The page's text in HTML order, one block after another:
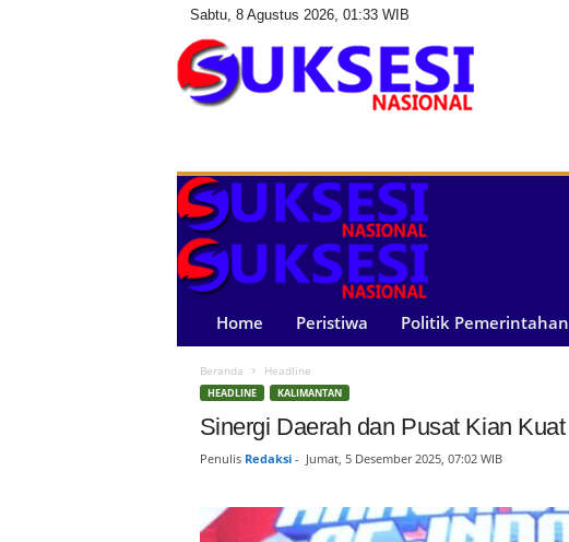
Sabtu, 8 Agustus 2026, 01:33 WIB
s
e
i
N
i
Home Peristiwa Politik Pemerintahan
Beranda Headline
HEADLINE KALIMANTAN
Sinergi Daerah dan Pusat Kian Kuat
Penulis Redaksi- Jumat, 5 Desember 2025, 07:02 WIB